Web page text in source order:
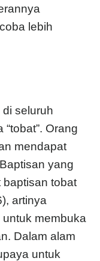
lebih
seluruh
Orang
mendapat
yang
baptisan tobat
artinya
membuka
Dalam alam
untuk